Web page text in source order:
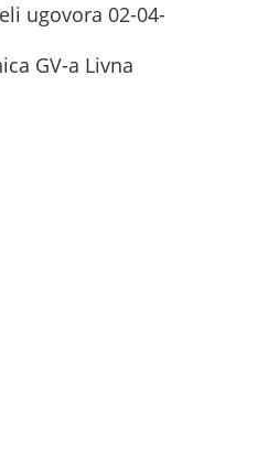
ugovora 02-04-
GV-a Livna